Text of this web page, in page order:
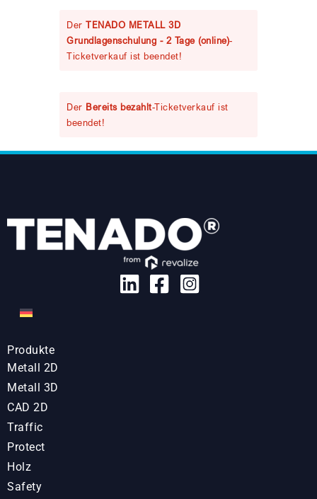
Der TENADO METALL 3D
Grundlagenschulung - 2 Tage (online)-
Ticketverkauf ist beendet!
Der Bereits bezahlt-Ticketverkauf ist
beendet!
Produkte
Metall 2D
Metall 3D
CAD 2D
Traffic
Protect
Holz
Safety